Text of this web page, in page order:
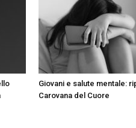
Giovani e salute mentale:
Carovana del Cuore